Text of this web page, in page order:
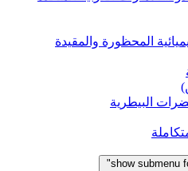
المحظورة والمقيدة
البيطرية
show submenu